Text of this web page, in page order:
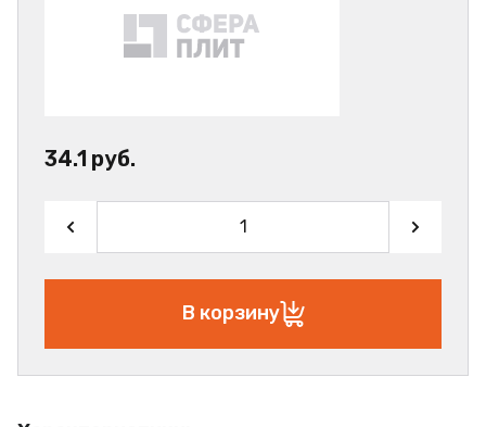
34.1 руб.
В корзину